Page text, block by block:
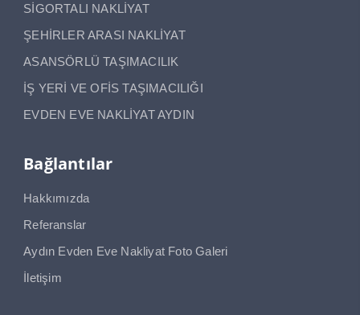
SİGORTALI NAKLİYAT
ŞEHİRLER ARASI NAKLİYAT
ASANSÖRLÜ TAŞIMACILIK
İŞ YERİ VE OFİS TAŞIMACILIĞI
EVDEN EVE NAKLİYAT AYDIN
Bağlantılar
Hakkımızda
Referanslar
Aydın Evden Eve Nakliyat Foto Galeri
İletişim